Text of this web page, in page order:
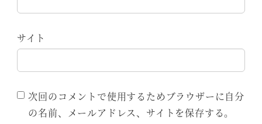
サイト
次回のコメントで使用するためブラウザーに自分
の名前、メールアドレス、サイトを保存する。